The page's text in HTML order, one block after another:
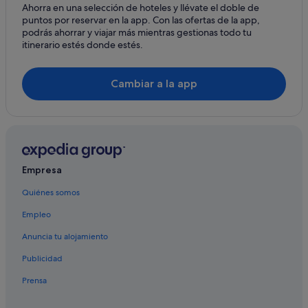
Albergues en Montreux
Hoteles que aceptan mascotas en Vevey
Villas en Montreux
Hoteles para familias en Montreux
Hoteles de esquí en Vevey
Chernex hoteles
Caux hoteles
Kempinski Hotels & Resorts en Vevey
Hoteles de golf en Montreux
Moteles en Vevey
Clarens hoteles
Ahorra en una selección de hoteles y llévate el doble de
puntos por reservar en la app. Con las ofertas de la app,
podrás ahorrar y viajar más mientras gestionas todo tu
itinerario estés donde estés.
Cambiar a la app
Empresa
Quiénes somos
Empleo
Anuncia tu alojamiento
Publicidad
Prensa